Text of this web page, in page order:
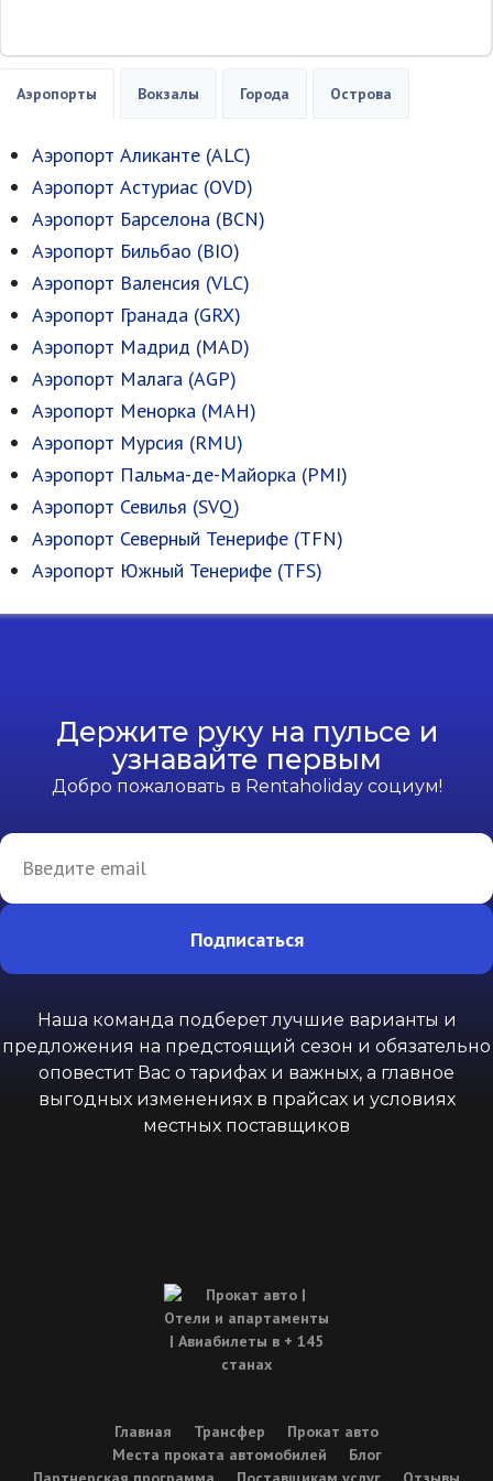
Аэропорты Вокзалы Города Острова
Аэропорт Аликанте (ALC)
Аэропорт Астуриас (OVD)
Аэропорт Барселона (BCN)
Аэропорт Бильбао (BIO)
Аэропорт Валенсия (VLC)
Аэропорт Гранада (GRX)
Аэропорт Мадрид (MAD)
Аэропорт Малага (AGP)
Аэропорт Менорка (MAH)
Аэропорт Мурсия (RMU)
Аэропорт Пальма-де-Майорка (PMI)
Аэропорт Севилья (SVQ)
Аэропорт Северный Тенерифе (TFN)
Аэропорт Южный Тенерифе (TFS)
Держите руку на пульсе и
узнавайте первым
Добро пожаловать в Rentaholiday социум!
Подписаться
Наша команда подберет лучшие варианты и
предложения на предстоящий сезон и обязательно
оповестит Вас о тарифах и важных, а главное
выгодных изменениях в прайсах и условиях
местных поставщиков
Главная Трансфер
Прокат авто
Места проката автомобилей
Блог